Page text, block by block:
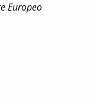
Europeo